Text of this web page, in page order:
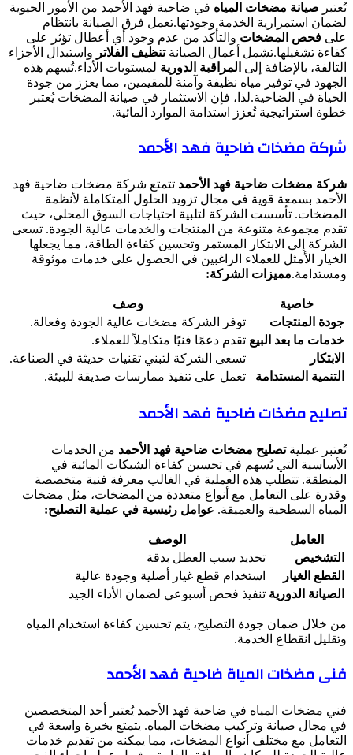
تُعتبر صيانة مضخات المياه في ضاحية فهد الأحمد من الأمور الحيوية
لضمان استمرارية الخدمة وجودتها.تعمل فرق الصيانة بانتظام
على فحص المضخات والتأكد من عدم وجود أي أعطال تؤثر على
كفاءة تشغيلها.تشمل أعمال الصيانةتنظيف الفلاتر واستبدال الأجزاء
التالفة، بالإضافة إلى المراقبة الدورية لمستويات الأداء.تُسهم هذه
الجهود في توفير مياه نظيفة وآمنة للمقيمين، مما يعزز من جودة
الحياة في الضاحية.لذا، فإن الاستثمار في صيانة المضخات يُعتبر
خطوة استراتيجية تُعزز استدامة الموارد المائية.
شركة مضخات ضاحية فهد الأحمد
شركة مضخات ضاحية فهد الأحمد تتمتع شركة مضخات ضاحية فهد
الأحمد بسمعة قوية في مجال تزويد الحلول المتكاملة لأنظمة
المضخات. تأسست الشركة لتلبية احتياجات السوق المحلي، حيث
تقدم مجموعة متنوعة من المنتجات والخدمات عالية الجودة. تسعى
الشركة إلى الابتكار المستمر وتحسين كفاءة الطاقة، مما يجعلها
الخيار الأمثل للعملاء الراغبين في الحصول على خدمات موثوقة
ومستدامة.مميزات الشركة:
خاصية
وصف
جودة المنتجات
توفر الشركة مضخات عالية الجودة وفعالة.
خدمات ما بعد البيع تقدم دعمًا فنيًا متكاملاً للعملاء.
الابتكار
تسعى الشركة لتبني تقنيات حديثة في الصناعة.
التنمية المستدامة
تعمل على تنفيذ ممارسات صديقة للبيئة.
تصليح مضخات ضاحية فهد الأحمد
تُعتبر عمليةتصليح مضخات ضاحية فهد الأحمد من الخدمات
الأساسية التي تُسهم في تحسين كفاءة الشبكات المائية في
المنطقة. تتطلب هذه العملية في الغالب معرفة فنية متخصصة
وقدرة على التعامل مع أنواع متعددة من المضخات، مثل مضخات
المياه السطحية والعميقة. عوامل رئيسية في عملية التصليح:
العامل
الوصف
التشخيص
تحديد سبب العطل بدقة
القطع الغيار
استخدام قطع غيار أصلية وجودة عالية
الصيانة الدورية تنفيذ فحص أسبوعي لضمان الأداء الجيد
من خلال ضمان جودة التصليح، يتم تحسين كفاءة استخدام المياه
وتقليل انقطاع الخدمة.
فنى مضخات المياة ضاحية فهد الأحمد
فني مضخات المياه في ضاحية فهد الأحمد يُعتبر أحد المتخصصين
في مجال صيانة وتركيب مضخات المياه. يتمتع بخبرة واسعة في
التعامل مع مختلف أنواع المضخات، مما يمكنه من تقديم خدمات